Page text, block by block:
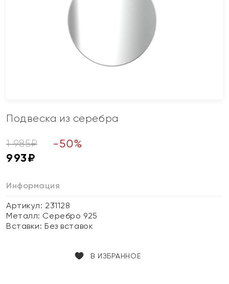
Подвеска из серебра
1 985₽ -50%
993₽
Информация
Артикул: 231128
Металл: Серебро 925
Вставки:Без вставок
В ИЗБРАННОЕ